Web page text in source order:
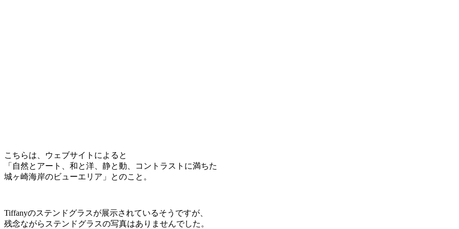
こちらは、ウェブサイトによると
「自然とアート、和と洋、静と動、コントラストに満ちた
城ヶ崎海岸のビューエリア」とのこと。
Tiffanyのステンドグラスが展示されているそうですが、
残念ながらステンドグラスの写真はありませんでした。